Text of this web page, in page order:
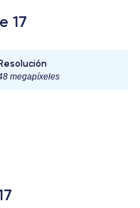
17
megapíxeles